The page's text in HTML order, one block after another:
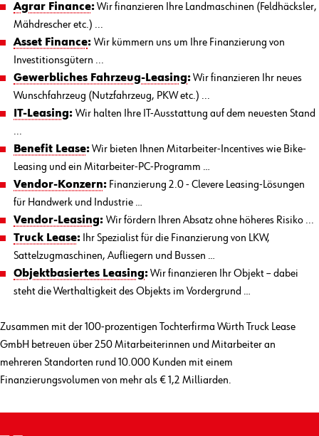
Agrar Finance:Wir finanzieren Ihre Landmaschinen (Feldhäcksler,
Mähdrescher etc.) ...
Asset Finance:Wir kümmern uns um Ihre Finanzierung von
Investitionsgütern ...
Gewerbliches Fahrzeug-Leasing:Wir finanzieren Ihr neues
Wunschfahrzeug (Nutzfahrzeug, PKW etc.) ...
IT-Leasing:Wir halten Ihre IT-Ausstattung auf dem neuesten Stand
...
Benefit Lease:Wir bieten Ihnen Mitarbeiter-Incentives wie Bike-
Leasing und ein Mitarbeiter-PC-Programm …
Vendor-Konzern: Finanzierung 2.0 - Clevere Leasing-Lösungen
für Handwerk und Industrie …
Vendor-Leasing:Wir fördern Ihren Absatz ohne höheres Risiko ...
Truck Lease: Ihr Spezialist für die Finanzierung von LKW,
Sattelzugmaschinen, Aufliegern und Bussen …
Objektbasiertes Leasing:Wir finanzieren Ihr Objekt – dabei
steht die Werthaltigkeit des Objekts im Vordergrund …
Zusammen mit der 100-prozentigen Tochterfirma Würth Truck Lease
GmbH betreuen über 250 Mitarbeiterinnen und Mitarbeiter an
mehreren Standorten rund 10.000 Kunden mit einem
Finanzierungsvolumen von mehr als € 1,2 Milliarden.